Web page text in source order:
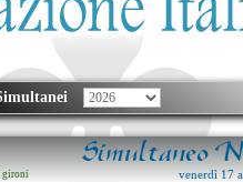
Simultaneo
gironi venerdì 17